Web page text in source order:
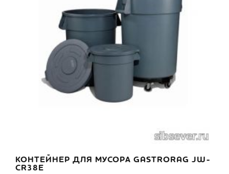
КОНТЕЙНЕР ДЛЯ МУСОРА GASTRORAG JW-
CR38E